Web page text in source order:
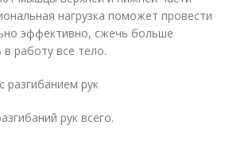
нагрузка поможет провести
эффективно, сжечь больше
работу все тело.
разгибанием рук
рук всего.